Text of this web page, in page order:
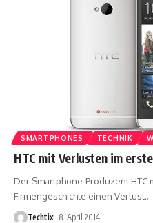
SMARTPHONES TECHNIK
HTC mit Verlusten im
Der Smartphone-Produzent
Firmengeschichte einen Verlust…
Techtix 8. April 2014